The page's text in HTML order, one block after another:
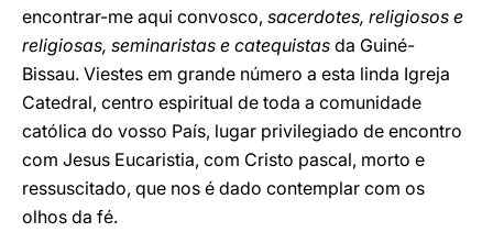
encontrar-me aqui convosco, sacerdotes, religiosos e
religiosas, seminaristas e catequistas da Guiné-
Bissau. Viestes em grande número a esta linda Igreja
Catedral, centro espiritual de toda a comunidade
católica do vosso País, lugar privilegiado de encontro
com Jesus Eucaristia, com Cristo pascal, morto e
ressuscitado, que nos é dado contemplar com os
olhos da fé.